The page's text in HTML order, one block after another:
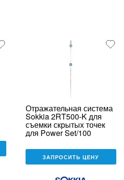
Отражательная система
Sokkia 2RT500-K для
съемки скрытых точек
для Power Set/100
ЗАПРОСИТЬ ЦЕНУ